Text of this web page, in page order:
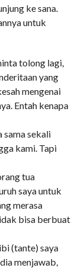
ke sana.
untuk
tolong lagi,
yang
mengenai
Entah kenapa
sama sekali
kami. Tapi
tua
saya untuk
merasa
bisa berbuat
(tante) saya
menjawab,